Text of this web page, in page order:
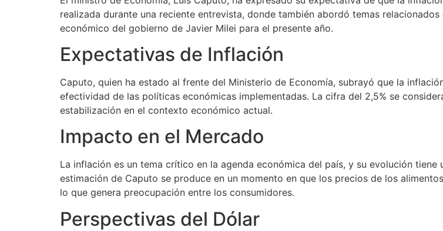
realizada durante una reciente entrevista, donde también abordó temas
económico del gobierno de Javier Milei para el presente año.
Expectativas de Inflación
Caputo, quien ha estado al frente del Ministerio de Economía, subrayó que la
efectividad de las políticas económicas implementadas. La cifra del 2,5% se
estabilización en el contexto económico actual.
Impacto en el Mercado
La inflación es un tema crítico en la agenda económica del país, y su evolución
estimación de Caputo se produce en un momento en que los precios de los
lo que genera preocupación entre los consumidores.
Perspectivas del Dólar